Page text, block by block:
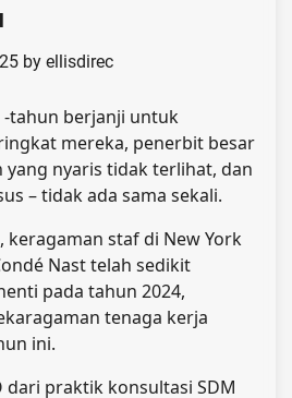
by ellisdirec
tahun berjanji untuk
mereka, penerbit besar
nyaris tidak terlihat, dan
– tidak ada sama sekali.
keragaman staf di New York
Nast telah sedikit
pada tahun 2024,
tenaga kerja
ini.
dari praktik konsultasi SDM